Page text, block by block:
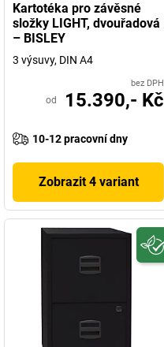
Kartotéka pro závěsné
složky LIGHT, dvouřadová
– BISLEY
3 výsuvy, DIN A4
bez DPH
od 15.390,- Kč
10-12 pracovní dny
Zobrazit 4 variant